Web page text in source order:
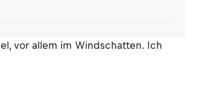
vor allem im Windschatten. Ich